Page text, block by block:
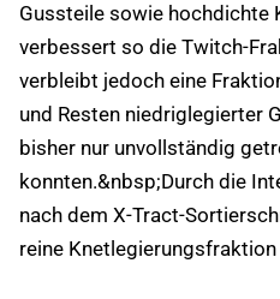
Gussteile sowie hochdichte
verbessert so die Twitch-
verbleibt jedoch eine
und Resten niedriglegierter
bisher nur unvollständig
konnten.&nbsp;Durch die
nach dem X-Tract-
reine